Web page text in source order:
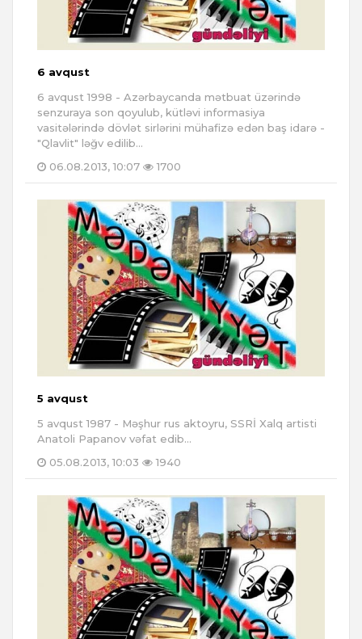
6 avqust
6 avqust 1998 - Azərbaycanda mətbuat üzərində
senzuraya son qoyulub, kütləvi informasiya
vasitələrində dövlət sirlərini mühafizə edən baş idarə -
"Qlavlit" ləğv edilib...
06.08.2013, 10:07
1700
5 avqust
5 avqust 1987 - Məşhur rus aktoyru, SSRİ Xalq artisti
Anatoli Papanov vəfat edib...
05.08.2013, 10:03
1940